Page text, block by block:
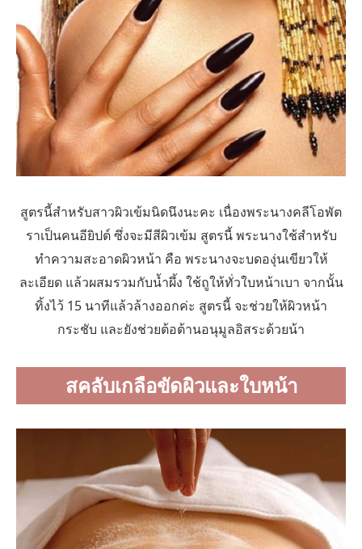
สูตรนี้สำหรับสาวผิวเข้มนิดนึงนะคะ เนื่องพระนางคลีโอพัต
ราเป็นคนอียิปต์ ซึ่งจะมีสีผิวเข้ม สูตรนี้ พระนางใช้สำหรับ
ทำความสะอาดผิวหน้า คือ พระนางจะบดองุ่นเขียวให้
ละเอียด แล้วผสมรวมกับน้ำผึ้ง ใช้ถูให้ทั่วใบหน้าเบา จากนั้น
ทิ้งไว้ 15 นาทีแล้วล้างออกค่ะ สูตรนี้ จะช่วยให้ผิวหน้า
กระชับ และยังช่วยต้อต้านอนุมูลอิสระด้วยน้า
สคลับเกลือขัดผิวและใบหน้า